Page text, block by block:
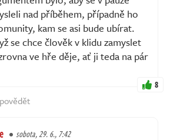
nad příběhem, případně ho
kam se asi bude ubírat.
se chce člověk v klidu zamyslet
ve hře děje, ať ji teda na pár
8
sobota, 29. 6., 7:42